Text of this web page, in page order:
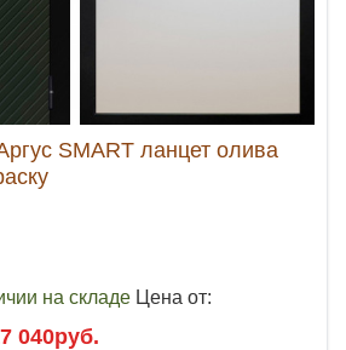
SMART ланцет олива
на складе Цена от:
040руб.